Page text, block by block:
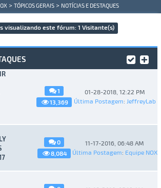
> TÓPICOS GERAIS > NOTÍCIAS E DESTAQUES
visualizando este fórum: 1 Visitante(s)
1
13,369
01-28-2018, 12:22 PM
Última Postagem: JeffreyLab
0
8,084
11-17-2016, 06:48 AM
Última Postagem: Equipe NOX